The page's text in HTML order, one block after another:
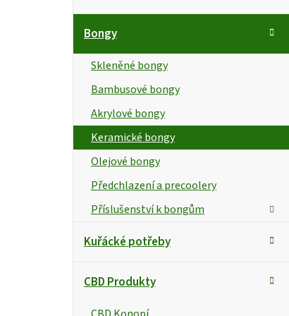
o
a
n
p
n
t
g
i
Bongy
Skleněné bongy
Bambusové bongy
Akrylové bongy
Keramické bongy
Olejové bongy
Předchlazení a precoolery
Příslušenství k bongům
Kuřácké potřeby
CBD Produkty